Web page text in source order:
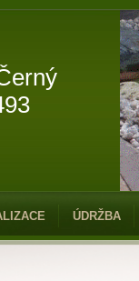
ÚDRŽBA